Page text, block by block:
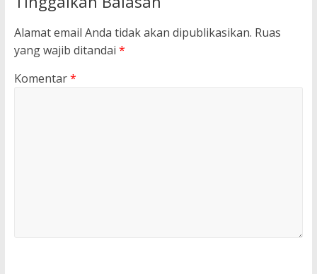
Alamat email Anda tidak akan dipublikasikan. Ruas
yang wajib ditandai *
Komentar*